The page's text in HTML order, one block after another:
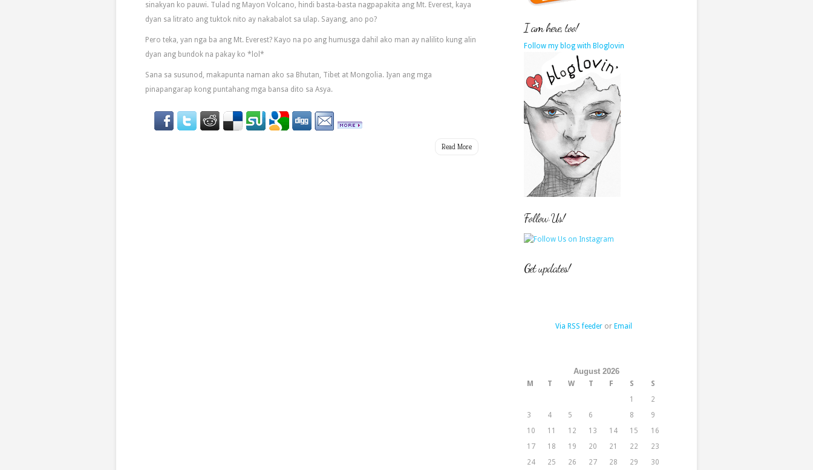
sinakyan ko pauwi. Tulad ng Mayon Volcano, hindi basta-basta nagpapakita ang Mt. Everest, kaya
dyan sa litrato ang tuktok nito ay nakabalot sa ulap. Sayang, ano po?
Pero teka, yan nga ba ang Mt. Everest? Kayo na po ang humusga dahil ako man ay nalilito kung alin
dyan ang bundok na pakay ko *lol*
Sana sa susunod, makapunta naman ako sa Bhutan, Tibet at Mongolia. Iyan ang mga
pinapangarap kong puntahang mga bansa dito sa Asya.
Read More
I am here, too!
Follow my blog with Bloglovin
Follow Us!
Get updates!
Via RSS feederor Email
August 2026
M T W T F S
S
1
2
3
4 5 6 8
9
10
11 12 13 14 15
16
17
18 19 20 21 22
23
24
25 26 27 28 29
30